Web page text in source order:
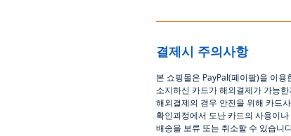
결제시 주의사항
본 쇼핑몰은 PayPal(페이팔)을 이용
소지하신 카드가해외결제가 가능한
해외결제의 경우 안전을 위해 카드
확인과정에서 도난카드의 사용이나
배송을 보류 또는 취소할 수 있습니